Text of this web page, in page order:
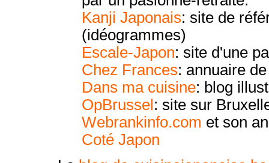
Kanji Japonais: site de
(idéogrammes)
Escale-Japon: site d'une
Chez Frances: annuaire
Dans ma cuisine: blog
OpBrussel : site sur
Webrankinfo.com et son
Coté Japon